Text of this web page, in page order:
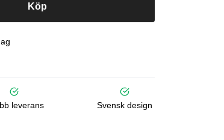
Köp
leverans Svensk design